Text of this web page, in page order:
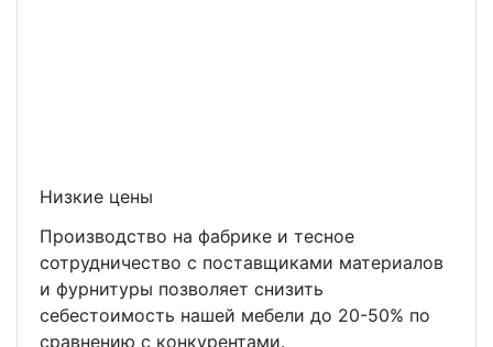
Низкие цены
Производство на фабрике и тесное
сотрудничество с поставщиками материалов
и фурнитуры позволяет снизить
себестоимость нашей мебели до 20-50% по
сравнению с конкурентами.